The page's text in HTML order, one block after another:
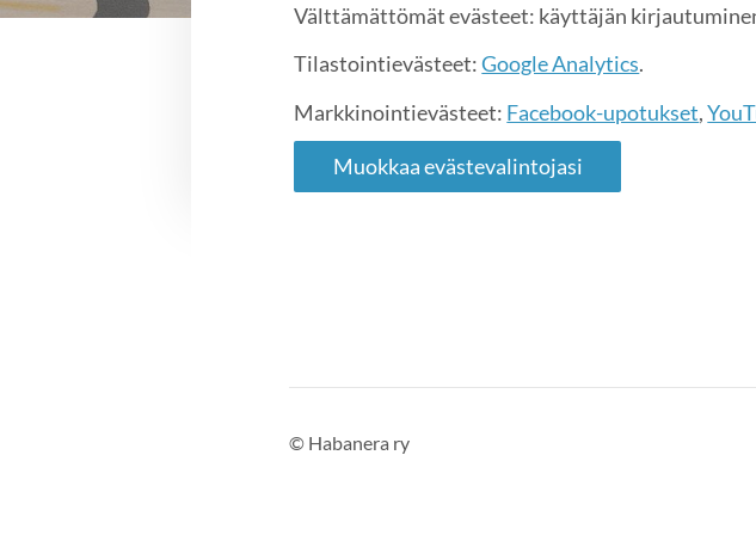
Välttämättömät evästeet: käyttäjän
Tilastointievästeet:Google Analytics.
Markkinointievästeet: Facebook-upotukset,
Muokkaa evästevalintojasi
© Habanera ry